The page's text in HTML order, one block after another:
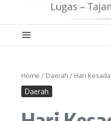
Home / Daerah / Hari
Daerah